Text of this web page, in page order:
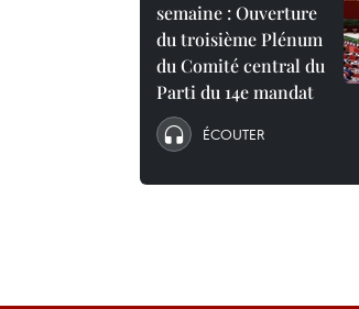
semaine : Ouverture
du troisième Plénum
du Comité central du
Parti du 14e mandat
ÉCOUTER